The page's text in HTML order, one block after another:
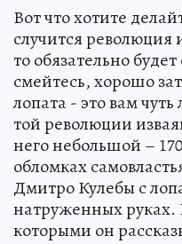
Вот что хотите
случится революция
то обязательно
смейтесь, хорошо
лопата - это вам
той революции
него небольшой –
обломках
Дмитро Кулебы с
натруженных
которыми он